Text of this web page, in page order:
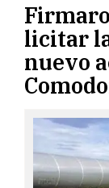
licitar
nuevo